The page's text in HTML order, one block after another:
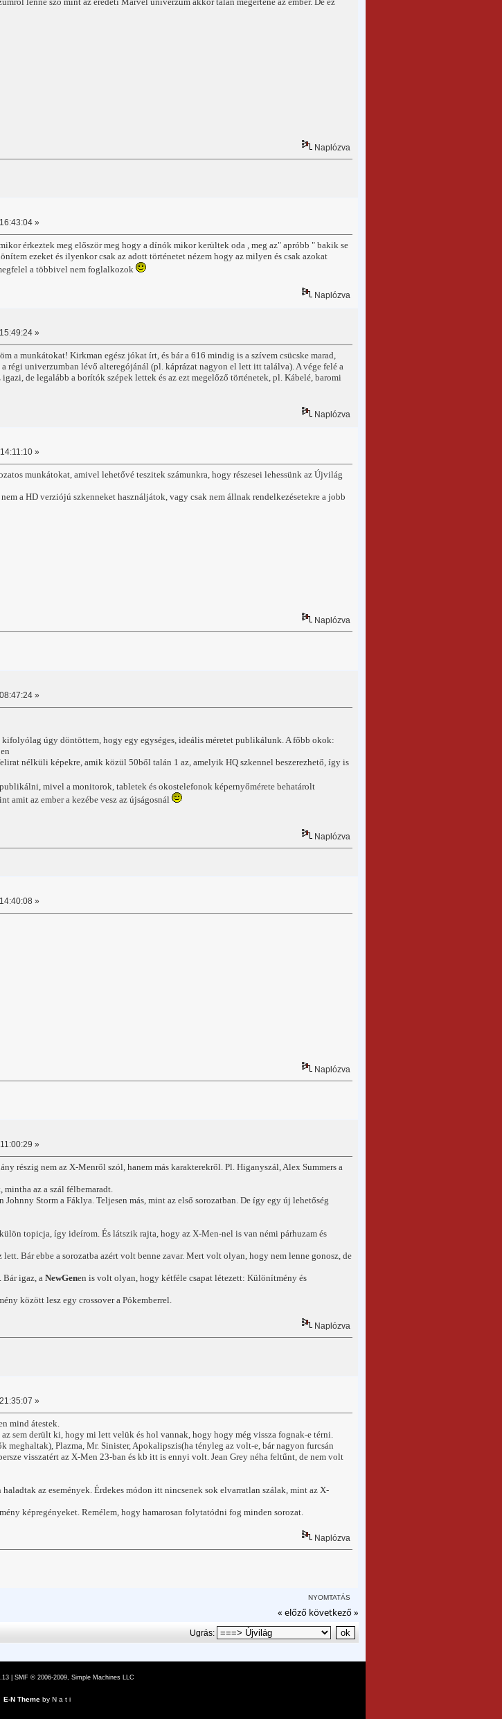
Naplózva
»
érkeztek meg először meg hogy a dínók mikor kerültek oda , meg az" apróbb " bakik se
ezeket és ilyenkor csak az adott történetet nézem hogy az milyen és csak azokat
a többivel nem foglalkozok
Naplózva
»
a munkátokat! Kirkman egész jókat írt, és bár a 616 mindig is a szívem csücske marad,
régi univerzumban lévő alteregójánál (pl. káprázat nagyon el lett itt találva). A vége felé a
de legalább a borítók szépek lettek és az ezt megelőző történetek, pl. Kábelé, baromi
Naplózva
»
munkátokat, amivel lehetővé teszitek számunkra, hogy részesei lehessünk az Újvilág
a HD verziójú szkenneket használjátok, vagy csak nem állnak rendelkezésetekre a jobb
Naplózva
»
úgy döntöttem, hogy egy egységes, ideális méretet publikálunk. A főbb okok:
nélküli képekre, amik közül 50ből talán 1 az, amelyik HQ szkennel beszerezhető, így is
mivel a monitorok, tabletek és okostelefonok képernyőmérete behatárolt
amit az ember a kezébe vesz az újságosnál
Naplózva
»
Naplózva
»
részig nem az X-Menről szól, hanem más karakterekről. Pl. Higanyszál, Alex Summers a
az a szál félbemaradt.
Storm a Fáklya. Teljesen más, mint az első sorozatban. De így egy új lehetőség
topicja, így ideírom. És látszik rajta, hogy az X-Men-nel is van némi párhuzam és
Bár ebbe a sorozatba azért volt benne zavar. Mert volt olyan, hogy nem lenne gonosz, de
igaz, a NewGenen is volt olyan, hogy kétféle csapat létezett: Különítmény és
között lesz egy crossover a Pókemberrel.
Naplózva
»
mind átestek.
sem derült ki, hogy mi lett velük és hol vannak, hogy hogy még vissza fognak-e térni.
meghaltak), Plazma, Mr. Sinister, Apokalipszis(ha tényleg az volt-e, bár nagyon furcsán
visszatért az X-Men 23-ban és kb itt is ennyi volt. Jean Grey néha feltűnt, de nem volt
az események. Érdekes módon itt nincsenek sok elvarratlan szálak, mint az X-
képregényeket. Remélem, hogy hamarosan folytatódni fog minden sorozat.
Naplózva
NYOMTATÁS
« előző következő »
Ugrás:
SMF © 2006-2009, Simple Machines LLC
E-N Themeby N a t i